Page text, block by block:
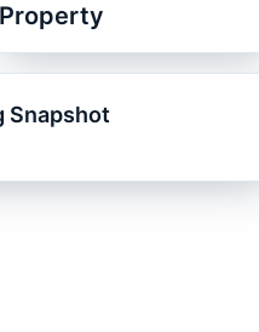
Property
Snapshot